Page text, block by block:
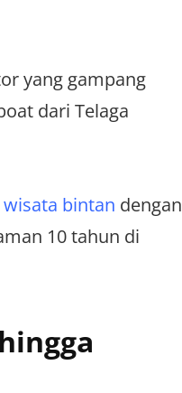
yang gampang
dari Telaga
bintan dengan
10 tahun di